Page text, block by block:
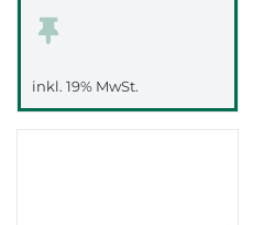
inkl. 19% MwSt.